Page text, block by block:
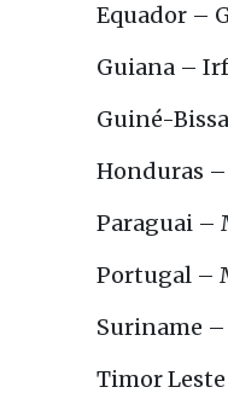
Equador –
Guiana –
Guiné-
Honduras
Paraguai –
Portugal –
Suriname
Timor Leste